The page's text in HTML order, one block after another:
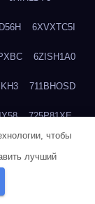
6XVXTC5I
6ZISH1A0
711BHOSD
725P81XE
чтобы
лучший